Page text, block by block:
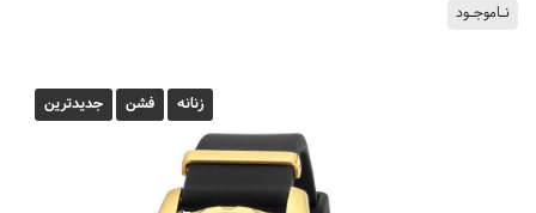
نـاموجـود
زنانه فشن جدیدترین